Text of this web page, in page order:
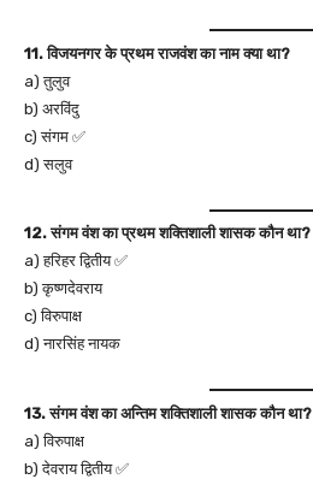
11. विजयनगर के प्रथम राजवंश का नाम क्या था?
a) तुलुव
b) अरविंदु
c) संगम ✅
d) सलुव
12. संगम वंश का प्रथम शक्तिशाली शासक कौन था?
a) हरिहर द्वितीय ✅
b) कृष्णदेवराय
c) विरुपाक्ष
d) नारसिंह नायक
13. संगम वंश का अन्तिम शक्तिशाली शासक कौन था?
a) विरुपाक्ष
b) देवराय द्वितीय ✅